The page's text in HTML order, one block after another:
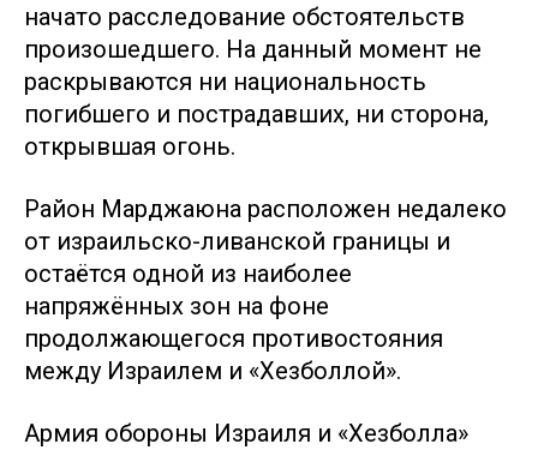
начато расследование обстоятельств
произошедшего. На данный момент не
раскрываются ни национальность
погибшего и пострадавших, ни сторона,
открывшая огонь.
Район Марджаюна расположен недалеко
от израильско-ливанской границы и
остаётся одной из наиболее
напряжённых зон на фоне
продолжающегося противостояния
между Израилем и «Хезболлой».
Армия обороны Израиля и «Хезболла»